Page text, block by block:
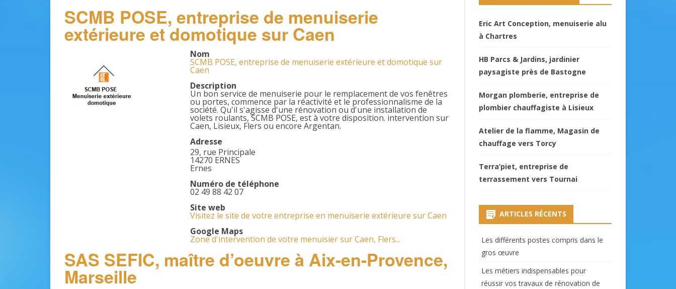
PAYSAGISTES
MAÇONNERIE
ELECTRICIENS
SCMB POSE, entreprise de menuiserie
extérieure et domotique sur Caen
Nom
SCMB POSE, entreprise de menuiserie extérieure et domotique sur
Caen
Description
Un bon service de menuiserie pour le remplacement de vos fenêtres
ou portes, commence par la réactivité et le professionnalisme de la
société. Qu'il s'agisse d'une rénovation ou d'une installation de
volets roulants, SCMB POSE, est à votre disposition. intervention sur
Caen, Lisieux, Flers ou encore Argentan.
Adresse
29, rue Principale
14270 ERNES
Ernes
Numéro de téléphone
02 49 88 42 07
Site web
Visitez le site de votre entreprise en menuiserie extérieure sur Caen
Google Maps
Zone d'intervention de votre menuisier sur Caen, Flers...
SAS SEFIC, maître d’oeuvre à Aix-en-Provence,
Marseille
Eric Art Conception, menuiserie alu
à Chartres
HB Parcs & Jardins, jardinier
paysagiste près de Bastogne
Morgan plomberie, entreprise de
plombier chauffagiste à Lisieux
Atelier de la flamme, Magasin de
chauffage vers Torcy
Terra’piet, entreprise de
terrassement vers Tournai
ARTICLES RÉCENTS
Les différents postes compris dans le
gros œuvre
Les métiers indispensables pour
réussir vos travaux de rénovation de